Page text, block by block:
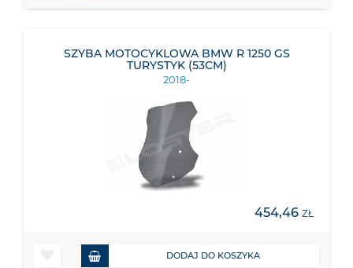
SZYBA MOTOCYKLOWA BMW R 1250 GS
TURYSTYK (53CM)
2018-
454,46 ZŁ
DODAJ DO KOSZYKA